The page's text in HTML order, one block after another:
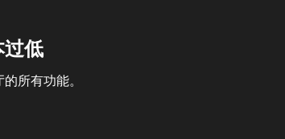
过低
所有功能。